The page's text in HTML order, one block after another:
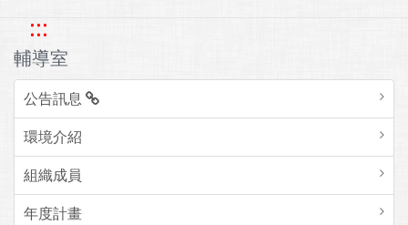
:::
輔導室
公告訊息
環境介紹
組織成員
年度計畫